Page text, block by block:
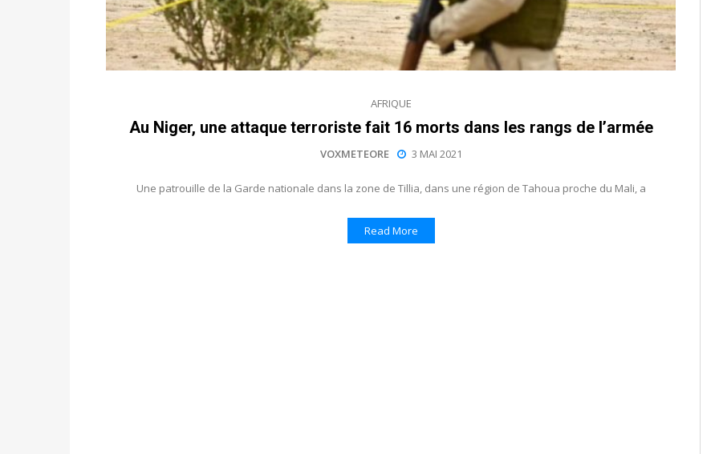
AFRIQUE
Au Niger, une attaque terroriste fait 16 morts dans les rangs de l’armée
VOXMETEORE 3 MAI 2021
Une patrouille de la Garde nationale dans la zone de Tillia, dans une région de Tahoua proche du Mali, a
Read More